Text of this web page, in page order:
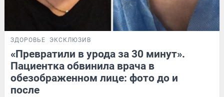
ЗДОРОВЬЕ ЭКСКЛЮЗИВ
«Превратили в урода за 30 минут».
Пациентка обвинила врача в
обезображенном лице: фото до и
после